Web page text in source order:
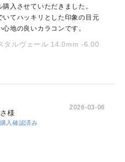
入させていただきました。
いてハッキリとした印象の目元
地の良いカラコンです。
タルヴェール 14.0mm -6.00
様
購入確認済み
2026-03-06